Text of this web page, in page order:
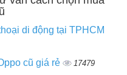
di động tại TPHCM
cũ giá rẻ 17479